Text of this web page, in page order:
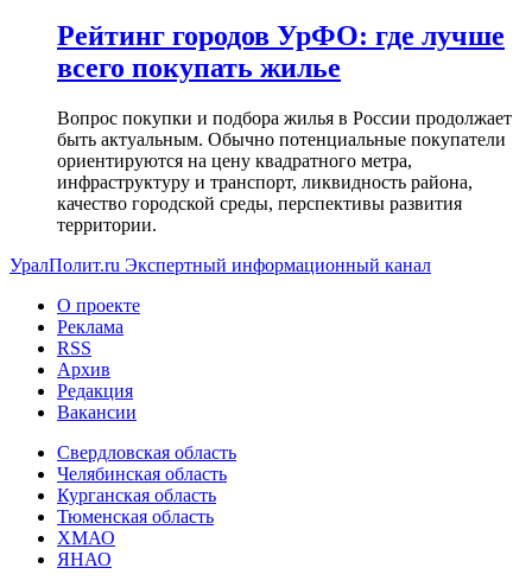
Рейтинг городов УрФО: где лучше
всего покупать жилье
Вопрос покупки и подбора жилья в России продолжает
быть актуальным. Обычно потенциальные покупатели
ориентируются на цену квадратного метра,
инфраструктуру и транспорт, ликвидность района,
качество городской среды, перспективы развития
территории.
УралПолит.ru Экспертный информационный канал
О проекте
Реклама
RSS
Архив
Редакция
Вакансии
Свердловская область
Челябинская область
Курганская область
Тюменская область
ХМАО
ЯНАО